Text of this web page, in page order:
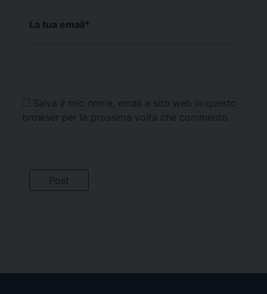
La tua email*
Salva il mio nome, email e sito web in questo
browser per la prossima volta che commento.